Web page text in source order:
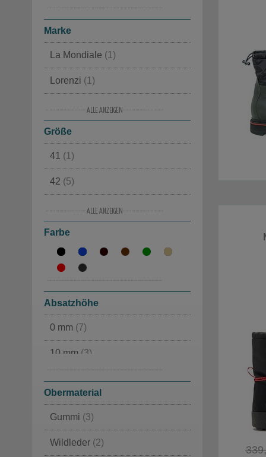
In Lammfell
Marke
La Mondiale (1)
Lorenzi (1)
(1)
Moon Boot®
Sorel
Tecnica
Größe
41 (1)
42 (5)
44(5)
45(4)
46(2)
47(4)
Farbe
Absatzhöhe
0 mm (7)
10 mm (3)
Obermaterial
Gummi (3)
Wildleder (2)